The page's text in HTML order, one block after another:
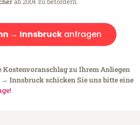
→ Innsbruck anfragen
zu Ihrem Anliegen
Innsbruck schicken Sie uns bitte eine